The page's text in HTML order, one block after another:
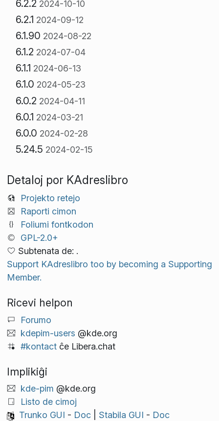
6.2.2 2024-10-10
6.2.1 2024-09-12
6.1.90 2024-08-22
6.1.2 2024-07-04
6.1.1 2024-06-13
6.1.0 2024-05-23
6.0.2 2024-04-11
6.0.1 2024-03-21
6.0.0 2024-02-28
5.24.5 2024-02-15
Detaloj por KAdreslibro
Projekto retejo
Raporti cimon
Foliumi fontkodon
GPL-2.0+
Subtenata de: .
Support KAdreslibro too by becoming a Supporting
Member.
Ricevi helpon
Forumo
kdepim-users @kde.org
#kontactĉe Libera.chat
Implikiĝi
kde-pim @kde.org
Listo de cimoj
Trunko GUI - Doc| Stabila GUI - Doc